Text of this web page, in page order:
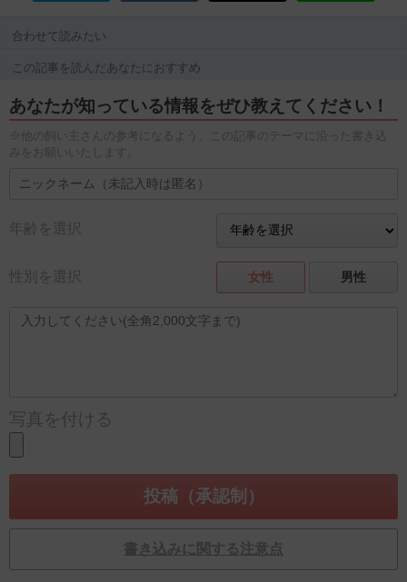
合わせて読みたい
この記事を読んだあなたにおすすめ
あなたが知っている情報をぜひ教えてください！
※他の飼い主さんの参考になるよう、この記事のテーマに沿った書き込
みをお願いいたします。
年齢を選択
性別を選択 女性 男性
写真を付ける
書き込みに関する注意点